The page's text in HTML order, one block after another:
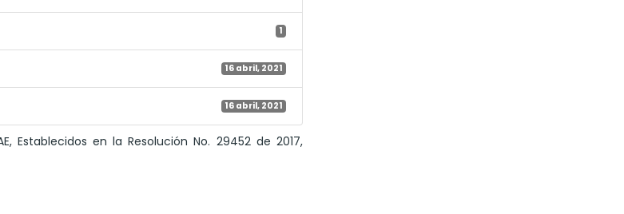
1
16 abril, 2021
16 abril, 2021
en la Resolución No. 29452 de 2017,